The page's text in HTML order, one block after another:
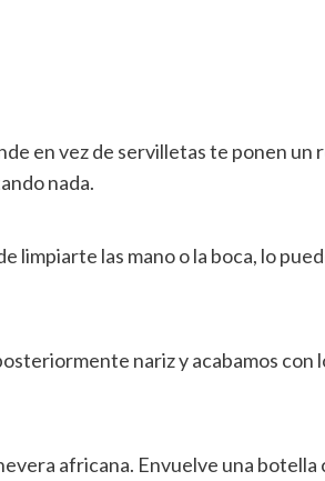
en vez de servilletas te ponen un
nada.
limpiarte las mano o la boca, lo
nariz y acabamos con
africana. Envuelve una botella